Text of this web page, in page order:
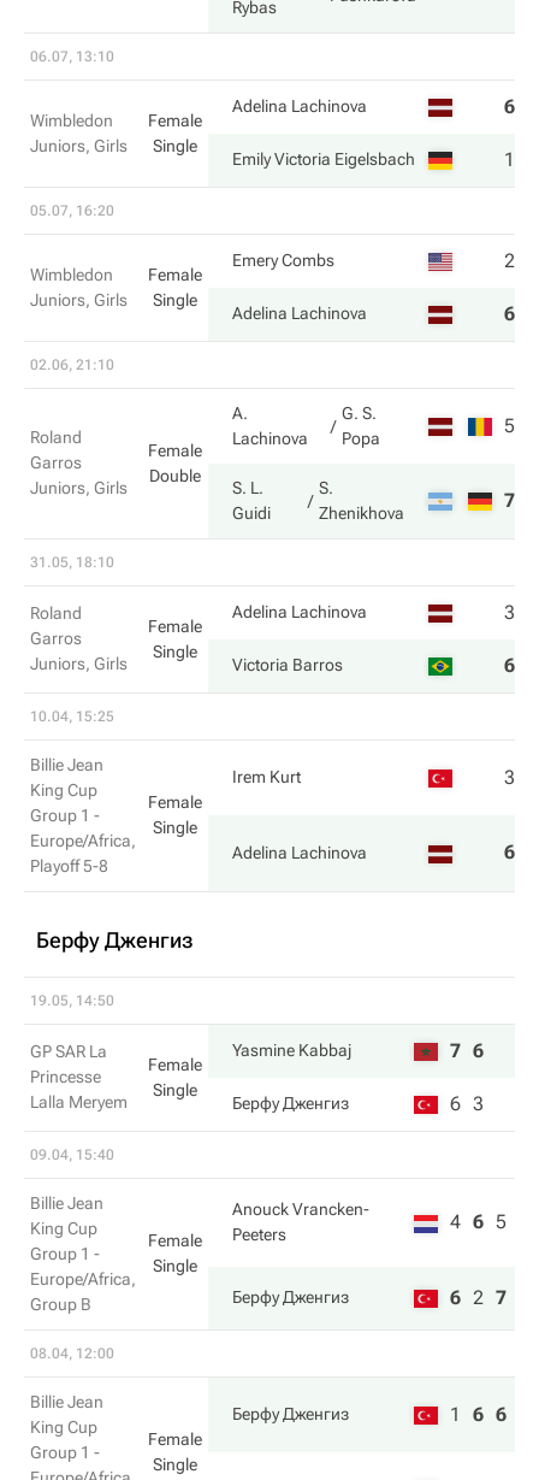
Rybas
06.07, 13:10
Wimbledon
Juniors, Girls
Female
Single
Adelina Lachinova 6
Emily Victoria Eigelsbach 1
05.07, 16:20
Wimbledon
Juniors, Girls
Female
Single
Emery Combs 2
Adelina Lachinova 6
02.06, 21:10
Roland
Garros
Juniors, Girls
Female
Double
A.
Lachinova
G. S.
Popa
5
S. L.
Guidi
S.
Zhenikhova
7
31.05, 18:10
Roland
Garros
Juniors, Girls
Female
Single
Adelina Lachinova 3
Victoria Barros 6
10.04, 15:25
Billie Jean
King Cup
Group 1 -
Europe/Africa,
Playoff 5-8
Female
Single
Irem Kurt 3
Adelina Lachinova 6
Берфу Дженгиз
19.05, 14:50
GP SAR La
Princesse
Lalla Meryem
Female
Single
Yasmine Kabbaj 7 6
Берфу Дженгиз 6 3
09.04, 15:40
Billie Jean
King Cup
Group 1 -
Europe/Africa,
Group B
Female
Single
Anouck Vrancken-
Peeters
4 6 5
Берфу Дженгиз 6 2 7
08.04, 12:00
Billie Jean
King Cup
Group 1 -
Female
Single
Берфу Дженгиз 1 6 6